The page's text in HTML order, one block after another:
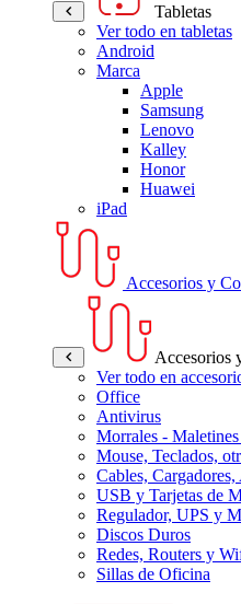
Tabletas
Ver todo en tabletas
Android
Marca
Apple
Samsung
Lenovo
Kalley
Honor
Huawei
iPad
Accesorios y
Accesorios
Ver todo en
Office
Antivirus
Morrales -
Mouse, Teclados,
Cables, Cargadores,
USB y Tarjetas de
Regulador, UPS y
Discos Duros
Redes, Routers y
Sillas de Oficina